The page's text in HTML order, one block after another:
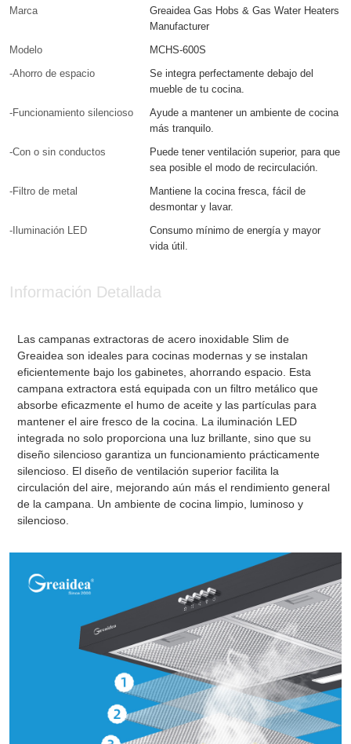
Marca
Greaidea Gas Hobs & Gas Water Heaters
Manufacturer
Modelo
MCHS-600S
-Ahorro de espacio
Se integra perfectamente debajo del
mueble de tu cocina.
-Funcionamiento silencioso
Ayude a mantener un ambiente de cocina
más tranquilo.
-Con o sin conductos
Puede tener ventilación superior, para que
sea posible el modo de recirculación.
-Filtro de metal
Mantiene la cocina fresca, fácil de
desmontar y lavar.
-Iluminación LED
Consumo mínimo de energía y mayor
vida útil.
Información Detallada
Las campanas extractoras de acero inoxidable Slim de
Greaidea son ideales para cocinas modernas y se instalan
eficientemente bajo los gabinetes, ahorrando espacio. Esta
campana extractora está equipada con un filtro metálico que
absorbe eficazmente el humo de aceite y las partículas para
mantener el aire fresco de la cocina. La iluminación LED
integrada no solo proporciona una luz brillante, sino que su
diseño silencioso garantiza un funcionamiento prácticamente
silencioso. El diseño de ventilación superior facilita la
circulación del aire, mejorando aún más el rendimiento general
de la campana. Un ambiente de cocina limpio, luminoso y
silencioso.